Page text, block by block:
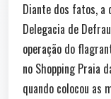
Diante dos fatos, a
Delegacia de
operação do
no Shopping Praia
quando colocou as